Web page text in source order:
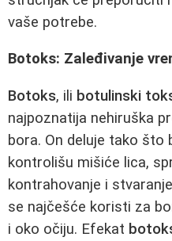
vaše potrebe.
Botoks: Zaleđivanje
Botoks, ili botulinski
najpoznatija nehiruška
bora. On deluje tako što
kontrolišu mišiće lica,
kontrahovanje i
se najčešće koristi za
i oko očiju. Efekat